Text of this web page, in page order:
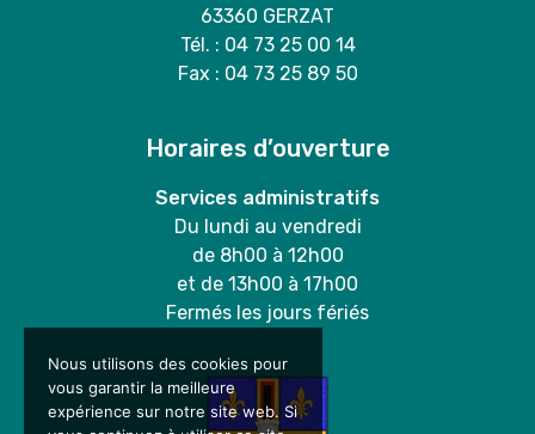
63360 GERZAT
Tél. : 04 73 25 00 14
Fax : 04 73 25 89 50
Horaires d’ouverture
Services administratifs
Du lundi au vendredi
de 8h00 à 12h00
et de 13h00 à 17h00
Fermés les jours fériés
Nous utilisons des cookies pour
vous garantir la meilleure
expérience sur notre site web. Si